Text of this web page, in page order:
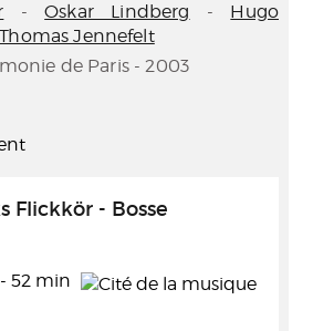
-Oskar Lindberg - Hugo
Thomas Jennefelt
de Paris - 2003
Flickkör - Bosse
52 min